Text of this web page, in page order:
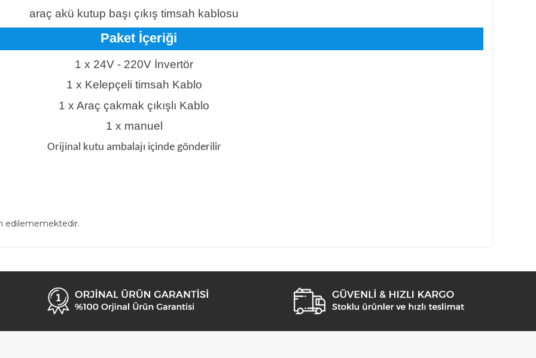
araç akü kutup başı çıkış timsah kablosu
Paket İçeriği
1 x 24V - 220V İnvertör
1 x Kelepçeli timsah Kablo
1 x Araç çakmak çıkışlı Kablo
1 x manuel
Orijinal kutu ambalajı içinde gönderilir
edilememektedir.